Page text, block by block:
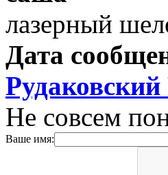
лазерный
Дата
Не совсем
Ваше имя: